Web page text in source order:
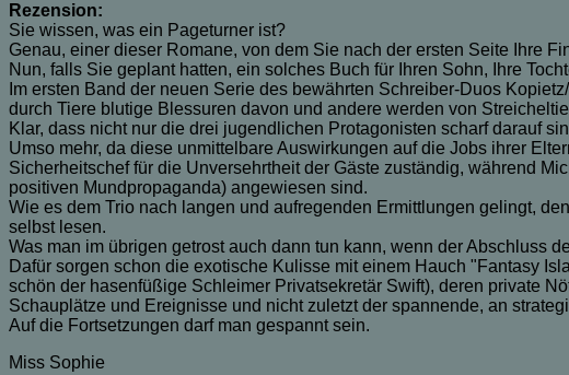
Rezension:
Sie wissen, was ein Pageturner ist?
Genau, einer dieser Romane, von dem Sie nach der ersten Seite Ihre
Nun, falls Sie geplant hatten, ein solches Buch für Ihren Sohn, Ihre
Im ersten Band der neuen Serie des bewährten Schreiber-Duos
durch Tiere blutige Blessuren davon und andere werden von
Klar, dass nicht nur die drei jugendlichen Protagonisten scharf darauf
Umso mehr, da diese unmittelbare Auswirkungen auf die Jobs ihrer
Sicherheitschef für die Unversehrtheit der Gäste zuständig, während
positiven Mundpropaganda) angewiesen sind.
Wie es dem Trio nach langen und aufregenden Ermittlungen gelingt,
selbst lesen.
Was man im übrigen getrost auch dann tun kann, wenn der Abschluss
Dafür sorgen schon die exotische Kulisse mit einem Hauch "Fantasy
schön der hasenfüßige Schleimer Privatsekretär Swift), deren private
Schauplätze und Ereignisse und nicht zuletzt der spannende, an
Auf die Fortsetzungen darf man gespannt sein.
Miss Sophie